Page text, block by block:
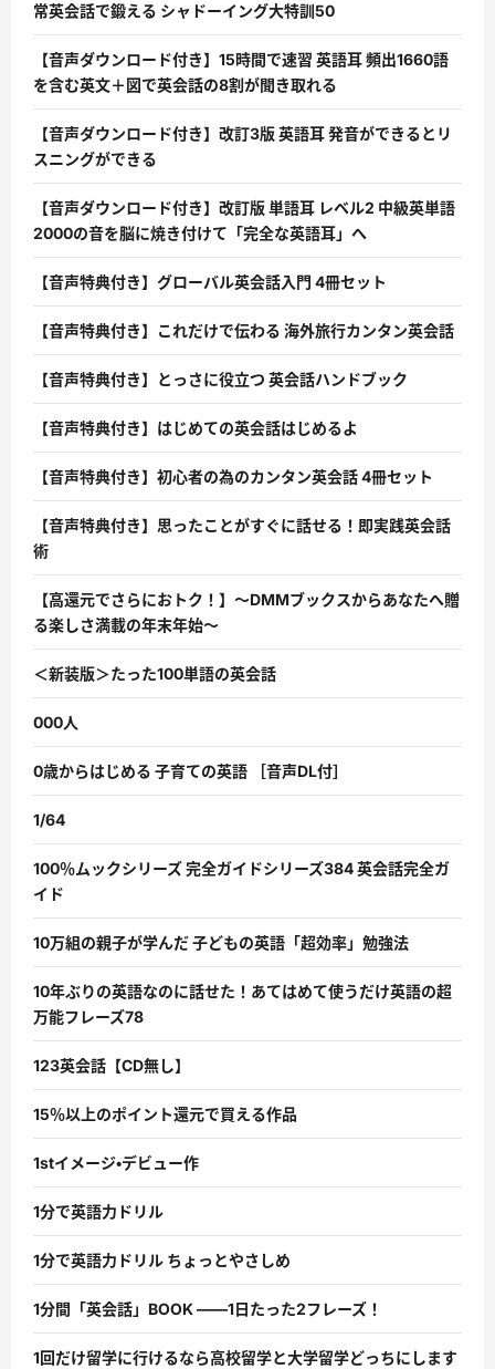
常英会話で鍛える シャドーイング大特訓50
【音声ダウンロード付き】15時間で速習 英語耳 頻出1660語
を含む英文＋図で英会話の8割が聞き取れる
【音声ダウンロード付き】改訂3版 英語耳 発音ができるとリ
スニングができる
【音声ダウンロード付き】改訂版 単語耳 レベル2 中級英単語
2000の音を脳に焼き付けて「完全な英語耳」へ
【音声特典付き】グローバル英会話入門 4冊セット
【音声特典付き】これだけで伝わる 海外旅行カンタン英会話
【音声特典付き】とっさに役立つ 英会話ハンドブック
【音声特典付き】はじめての英会話はじめるよ
【音声特典付き】初心者の為のカンタン英会話 4冊セット
【音声特典付き】思ったことがすぐに話せる！即実践英会話
術
【高還元でさらにおトク！】〜DMMブックスからあなたへ贈
る楽しさ満載の年末年始〜
＜新装版＞たった100単語の英会話
000人
0歳からはじめる 子育ての英語 ［音声DL付］
1/64
100％ムックシリーズ 完全ガイドシリーズ384 英会話完全ガ
イド
10万組の親子が学んだ 子どもの英語「超効率」勉強法
10年ぶりの英語なのに話せた！あてはめて使うだけ英語の超
万能フレーズ78
123英会話【CD無し】
15％以上のポイント還元で買える作品
1stイメージ・デビュー作
1分で英語力ドリル
1分で英語力ドリル ちょっとやさしめ
1分間「英会話」BOOK ――1日たった2フレーズ！
1回だけ留学に行けるなら高校留学と大学留学どっちにします